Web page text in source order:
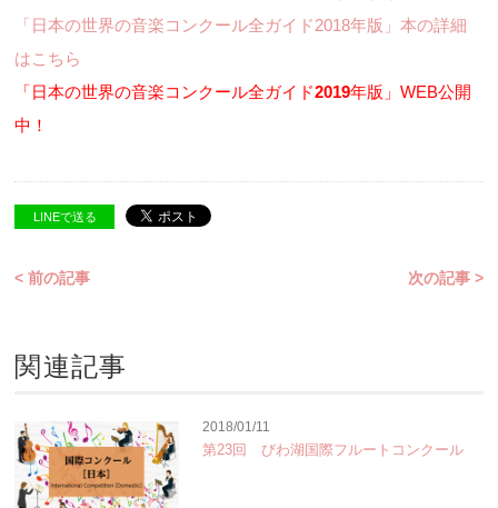
「日本の世界の音楽コンクール全ガイド2018年版」本の詳細
はこちら
「日本の世界の音楽コンクール全ガイド2019年版」WEB公開
中！
LINEで送る
< 前の記事 次の記事 >
関連記事
2018/01/11
第23回 びわ湖国際フルートコンクール